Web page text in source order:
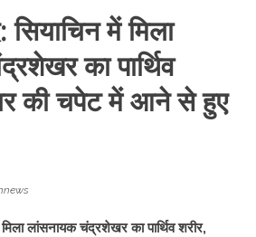
में मिला
का पार्थिव
की चपेट में आने से हुए
लांसनायक चंद्रशेखर का पार्थिव शरीर,